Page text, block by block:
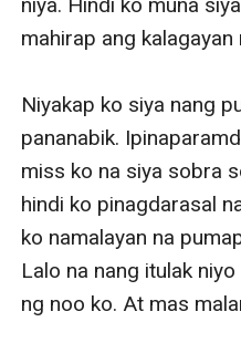
niya. Hindi ko muna
mahirap ang kalagayan
Niyakap ko siya nang
pananabik.
miss ko na siya sobra
hindi ko pinagdarasal
ko namalayan na
Lalo na nang itulak
ng noo ko. At mas